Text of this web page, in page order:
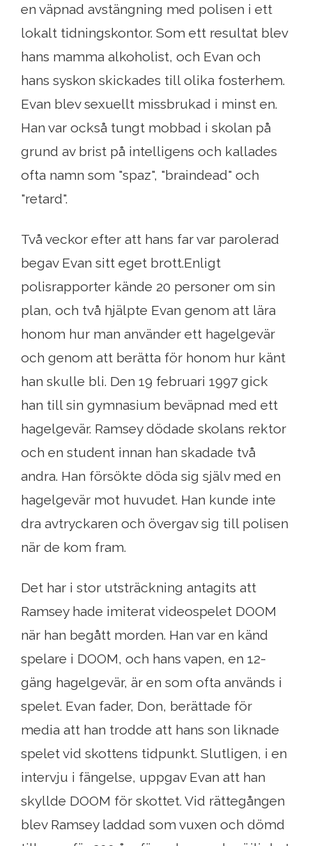
en väpnad avstängning med polisen i ett
lokalt tidningskontor. Som ett resultat blev
hans mamma alkoholist, och Evan och
hans syskon skickades till olika fosterhem.
Evan blev sexuellt missbrukad i minst en.
Han var också tungt mobbad i skolan på
grund av brist på intelligens och kallades
ofta namn som "spaz", "braindead" och
"retard".
Två veckor efter att hans far var parolerad
begav Evan sitt eget brott.Enligt
polisrapporter kände 20 personer om sin
plan, och två hjälpte Evan genom att lära
honom hur man använder ett hagelgevär
och genom att berätta för honom hur känt
han skulle bli. Den 19 februari 1997 gick
han till sin gymnasium beväpnad med ett
hagelgevär. Ramsey dödade skolans rektor
och en student innan han skadade två
andra. Han försökte döda sig själv med en
hagelgevär mot huvudet. Han kunde inte
dra avtryckaren och övergav sig till polisen
när de kom fram.
Det har i stor utsträckning antagits att
Ramsey hade imiterat videospelet DOOM
när han begått morden. Han var en känd
spelare i DOOM, och hans vapen, en 12-
gäng hagelgevär, är en som ofta används i
spelet. Evan fader, Don, berättade för
media att han trodde att hans son liknade
spelet vid skottens tidpunkt. Slutligen, i en
intervju i fängelse, uppgav Evan att han
skyllde DOOM för skottet. Vid rättegången
blev Ramsey laddad som vuxen och dömd